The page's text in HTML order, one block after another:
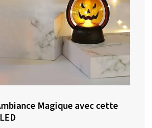
Magique avec cette